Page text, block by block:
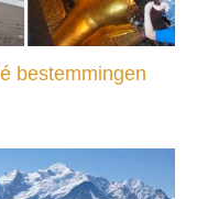
bestemmingen